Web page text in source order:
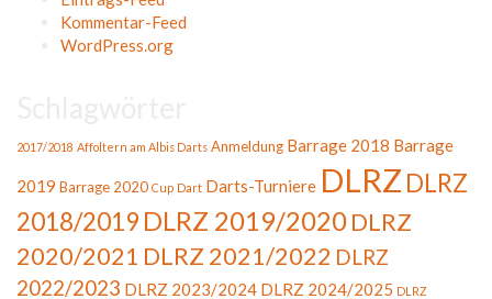
Kommentar-Feed
WordPress.org
2017/2018 Affoltern am Albis Darts Anmeldung Barrage 2018 Barrage
2019 Barrage 2020 Cup Dart Darts-Turniere DLRZ DLRZ
2018/2019 DLRZ 2019/2020DLRZ
2020/2021 DLRZ 2021/2022 DLRZ
2022/2023 DLRZ 2023/2024 DLRZ 2024/2025 DLRZ